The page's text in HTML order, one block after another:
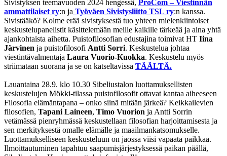
Sivistyksen teemavuoden 2024 hengessä, ProCom – Viestinnän
ammattilaiset ry:n ja Työväen Sivistysliitto TSL ry:n kanssa.
Sivistääkö? Kolme erää sivistyksestä tuo yhteen mielenkiintoiset
keskustelupanelistit käsittelemään meille kaikille tärkeää ja aina yhtä
ajankohtaista aihetta. Puistofilosofian edustajina toimivat HT Iina
Järvinen ja puistofilosofi Antti Sorri. Keskustelua johtaa
viestintävalmentaja Laura Vuorio-Kuokka. Keskustelu myös
striimataan suorana ja se on katseltavissa TÄÄLTÄ.
Lauantaina 28.9. klo 10.30 Sibeliustalon luottamuksellisten
keskustelujen Mökki-tilassa puistofilosofit ottavat kantaa aiheeseen
Filosofia elämäntapana – onko siinä mitään järkeä? Keikkailevien
filosofien, Tapani Laineen, Timo Vuorion ja Antti Sorrin
vetämässä pienryhmässä keskustellaan filosofian harjoittamisesta ja
sen merkityksestä omalle elämälle ja maailmankatsomukselle.
Luottamukselliseen keskusteluun on jaossa viisi vapaata paikkaa.
Ilmoittautuminen tapahtuu saapumisjärjestyksessä paikan päällä,